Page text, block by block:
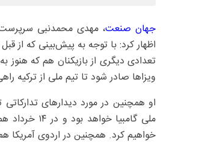
جهان صنعت، مهدی محمدنبی سرپرست
اظهار کرد: با توجه به پیش‌بینی که از
تعدادی دیگری از بازیکنان هم که هنوز
ویزاها صادر شود تا تیم ملی از ترکیه
ملی
خواهیم کرد. همچنین در اردوی آمریکا